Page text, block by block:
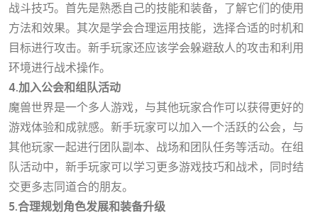
战斗技巧。首先是熟悉自己的技能和装备，了解它们的使用
方法和效果。其次是学会合理运用技能，选择合适的时机和
目标进行攻击。新手玩家还应该学会躲避敌人的攻击和利用
环境进行战术操作。
4.加入公会和组队活动
魔兽世界是一个多人游戏，与其他玩家合作可以获得更好的
游戏体验和成就感。新手玩家可以加入一个活跃的公会，与
其他玩家一起进行团队副本、战场和团队任务等活动。在组
队活动中，新手玩家可以学习更多游戏技巧和战术，同时结
交更多志同道合的朋友。
5.合理规划角色发展和装备升级